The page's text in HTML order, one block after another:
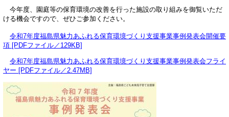
今年度、園庭等の保育環境の改善を行った施設の取り組みを御覧いただ
ける機会ですので、ぜひご参加ください。
令和7年度福島県魅力あふれる保育環境づくり支援事業事例発表会開催要
項 [PDFファイル／129KB]
令和7年度福島県魅力あふれる保育環境づくり支援事業事例発表会フライ
ヤー [PDFファイル／2.47MB]